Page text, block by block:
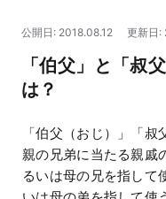
マネー
公開日: 2018.08.12 更新日:
「伯父」と「叔
は？
「伯父（おじ）」「
親の兄弟に当たる親戚
るいは母の兄を指して